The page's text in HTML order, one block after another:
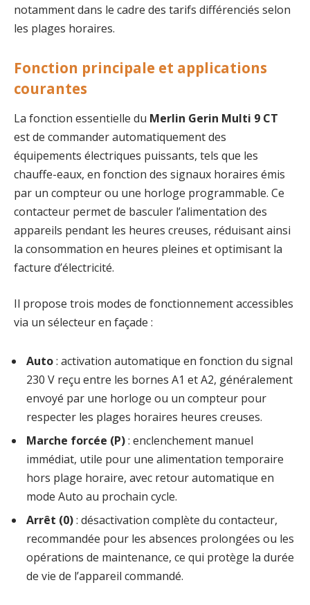
notamment dans le cadre des tarifs différenciés selon
les plages horaires.
Fonction principale et applications
courantes
La fonction essentielle du Merlin Gerin Multi 9 CT
est de commander automatiquement des
équipements électriques puissants, tels que les
chauffe-eaux, en fonction des signaux horaires émis
par un compteur ou une horloge programmable. Ce
contacteur permet de basculer l’alimentation des
appareils pendant les heures creuses, réduisant ainsi
la consommation en heures pleines et optimisant la
facture d’électricité.
Il propose trois modes de fonctionnement accessibles
via un sélecteur en façade :
Auto: activation automatique en fonction du signal
230 V reçu entre les bornes A1 et A2, généralement
envoyé par une horloge ou un compteur pour
respecter les plages horaires heures creuses.
Marche forcée (P): enclenchement manuel
immédiat, utile pour une alimentation temporaire
hors plage horaire, avec retour automatique en
mode Auto au prochain cycle.
Arrêt (0): désactivation complète du contacteur,
recommandée pour les absences prolongées ou les
opérations de maintenance, ce qui protège la durée
de vie de l’appareil commandé.